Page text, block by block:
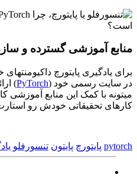
منابع آموزشی گسترده و
برای یادگیری پایتورچ
در سایت رسمی خود (PyTorch
)
میتونه با کمک این منابع آموزشی
کارهای تحقیقاتی خودش رو
pytorch پایتورچ پایتون تنسورفلو